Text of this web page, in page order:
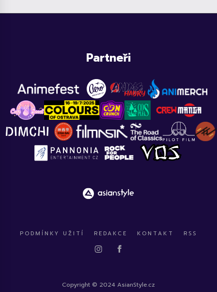
Partneři
PODMÍNKY UŽITÍ REDAKCE KONTAKT RSS
Copyright © 2024 AsianStyle.cz